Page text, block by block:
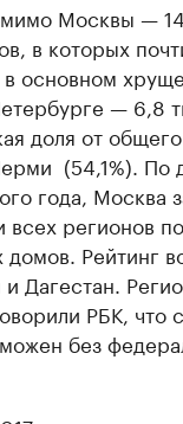
Москвы —
в которых
в основном
— 6,8
доля от
(54,1%). По
года, ​Москва
регионов
Рейтинг
и Дагестан.
РБК, что
без